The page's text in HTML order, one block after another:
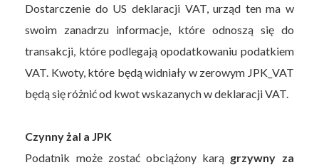
Dostarczenie do US deklaracji VAT, urząd ten ma w
swoim zanadrzu informacje, które odnoszą się do
transakcji, które podlegają opodatkowaniu podatkiem
VAT. Kwoty, które będą widniały w zerowym JPK_VAT
będą się różnić od kwot wskazanych w deklaracji VAT.
Czynny żal a JPK
Podatnik może zostać obciążony karą grzywny za